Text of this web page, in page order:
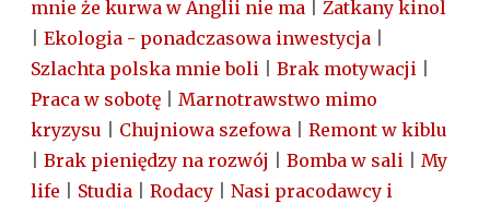
mnie że kurwa w Anglii nie ma
Zatkany kinol
Ekologia - ponadczasowa inwestycja
Szlachta polska mnie boli
Brak motywacji
Praca w sobotę
Marnotrawstwo mimo
kryzysu
Chujniowa szefowa
Remont w kiblu
Brak pieniędzy na rozwój Bomba w sali
My
life
Studia Rodacy
Nasi pracodawcy i